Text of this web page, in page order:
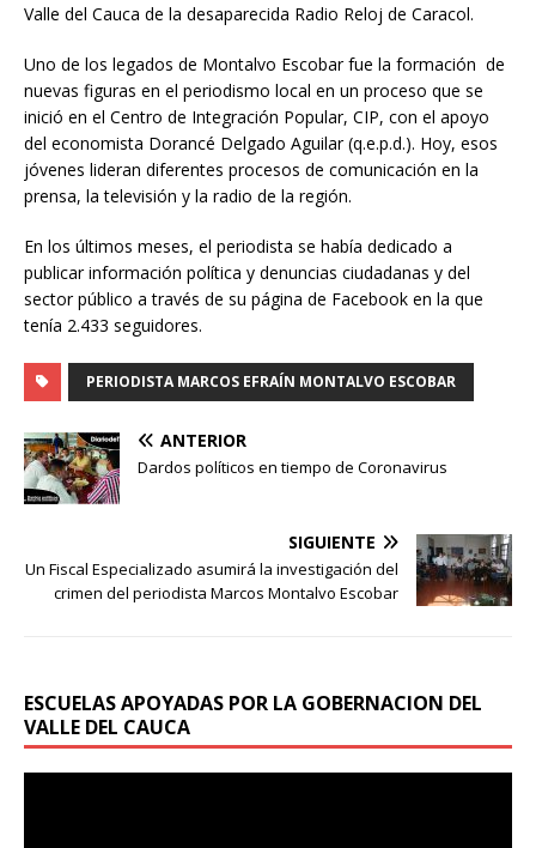
Valle del Cauca de la desaparecida Radio Reloj de Caracol.
Uno de los legados de Montalvo Escobar fue la formación de
nuevas figuras en el periodismo local en un proceso que se
inició en el Centro de Integración Popular, CIP, con el apoyo
del economista Dorancé Delgado Aguilar (q.e.p.d.). Hoy, esos
jóvenes lideran diferentes procesos de comunicación en la
prensa, la televisión y la radio de la región.
En los últimos meses, el periodista se había dedicado a
publicar información política y denuncias ciudadanas y del
sector público a través de su página de Facebook en la que
tenía 2.433 seguidores.
PERIODISTA MARCOS EFRAÍN MONTALVO ESCOBAR
ANTERIOR
Dardos políticos en tiempo de Coronavirus
SIGUIENTE
Un Fiscal Especializado asumirá la investigación del
crimen del periodista Marcos Montalvo Escobar
ESCUELAS APOYADAS POR LA GOBERNACION DEL
VALLE DEL CAUCA